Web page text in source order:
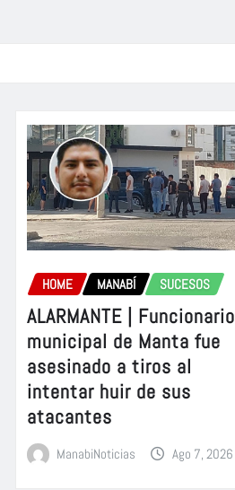
HOME MANABÍ SUCESOS
ALARMANTE | Funcionario
municipal de Manta fue
asesinado a tiros al
intentar huir de sus
atacantes
ManabiNoticias Ago 7, 2026